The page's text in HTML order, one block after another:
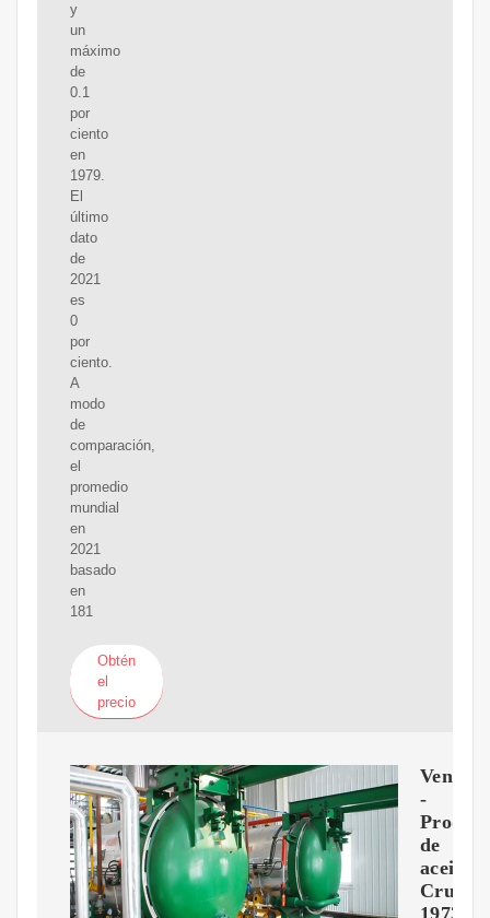
y
un
máximo
de
0.1
por
ciento
en
1979.
El
último
dato
de
2021
es
0
por
ciento.
A
modo
de
comparación,
el
promedio
mundial
en
2021
basado
en
181
Obtén
el
precio
-
de
aceite
Crudo
1973-